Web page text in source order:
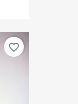
favorite_border